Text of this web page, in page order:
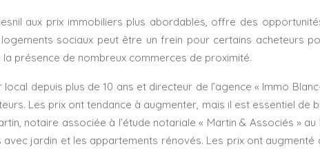
aux prix immobiliers plus abordables, offre des
sociaux peut être un frein pour certains acheteurs
présence de nombreux commerces de proximité.
depuis plus de 10 ans et directeur de l’agence « Immo
Les prix ont tendance à augmenter, mais il est essentiel
notaire associée à l’étude notariale « Martin & Associés »
jardin et les appartements rénovés. Les prix ont